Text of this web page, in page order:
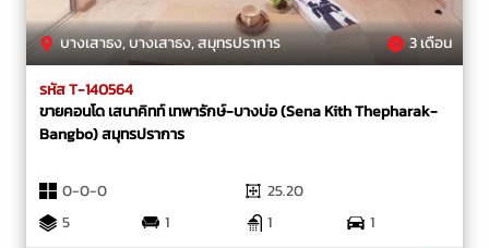
บางเสาธง, บางเสาธง, สมุทรปราการ 3 เดือน
รหัส T-140564
ขายคอนโด เสนาคิทท์ เทพารักษ์-บางบ่อ (Sena Kith Thepharak-
Bangbo) สมุทรปราการ
0-0-0
25.20
5
1 1
1